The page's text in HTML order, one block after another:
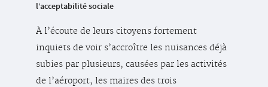
l’acceptabilité sociale
À l’écoute de leurs citoyens fortement
inquiets de voir s’accroître les nuisances déjà
subies par plusieurs, causées par les activités
de l’aéroport, les maires des trois